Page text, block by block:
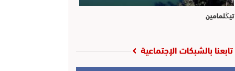
تيڭلمامين
تابعنا بالشبكات الإجتماعية